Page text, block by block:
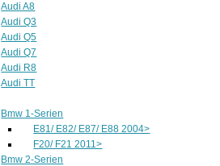
Audi A8
Audi Q3
Audi Q5
Audi Q7
Audi R8
Audi TT
Bmw 1-Serien
E81/ E82/ E87/ E88 2004>
F20/ F21 2011>
Bmw 2-Serien